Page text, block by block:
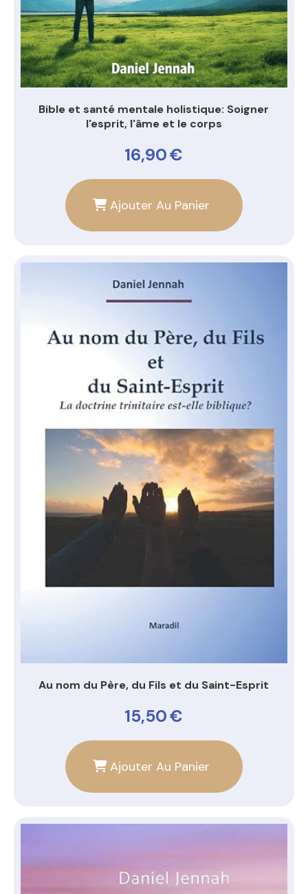
Bible et santé mentale holistique: Soigner
l'esprit, l'âme et le corps
16,90€
Ajouter Au Panier
Au nom du Père, du Fils et du Saint-Esprit
15,50€
Ajouter Au Panier